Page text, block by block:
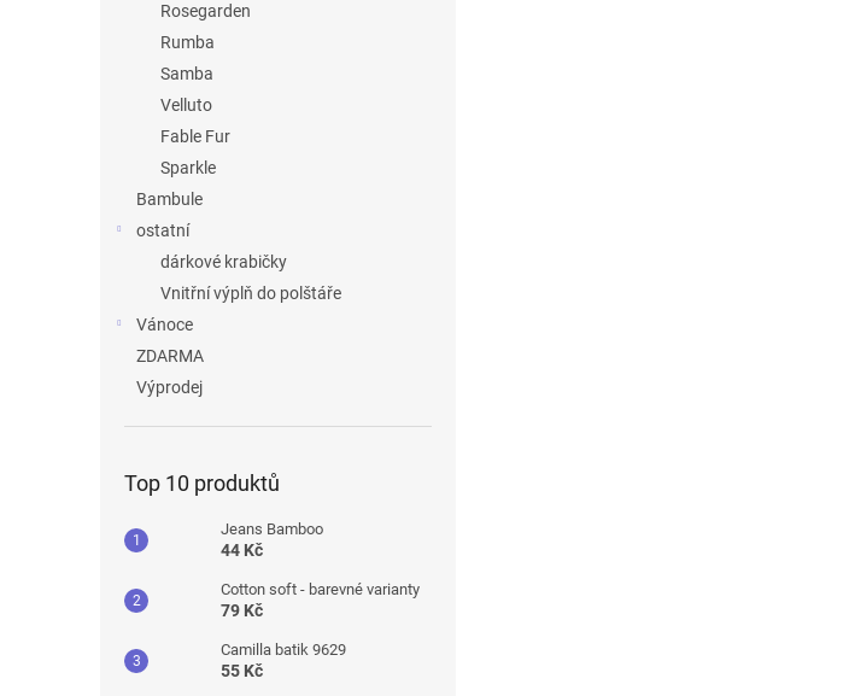
Rosegarden
Rumba
Samba
Velluto
Fable Fur
Sparkle
Bambule
ostatní
dárkové krabičky
Vnitřní výplň do polštáře
Vánoce
ZDARMA
Výprodej
Top 10 produktů
Jeans Bamboo
44 Kč
Cotton soft - barevné varianty
79 Kč
Camilla batik 9629
55 Kč